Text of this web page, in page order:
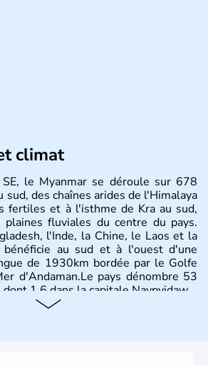
climat
le Myanmar se déroule sur 678
sud, des chaînes arides de l'Himalaya
fertiles et à l'isthme de Kra au sud,
fluviales du centre du pays.
l'Inde, la Chine, le Laos et la
bénéficie au sud et à l'ouest d'une
de 1930km bordée par le Golfe
d'Andaman.Le pays dénombre 53
1,6 dans la capitale Naypyidaw.